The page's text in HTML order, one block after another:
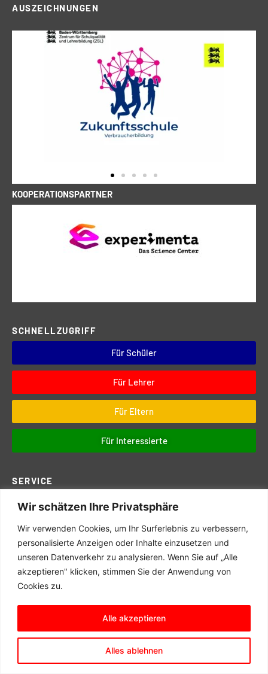
Wir schätzen Ihre Privatsphäre
Wir verwenden Cookies, um Ihr Surferlebnis zu verbessern,
personalisierte Anzeigen oder Inhalte einzusetzen und
unseren Datenverkehr zu analysieren. Wenn Sie auf „Alle
akzeptieren" klicken, stimmen Sie der Anwendung von
Cookies zu.
Alles ablehnen
Alle akzeptieren
AUSZEICHNUNGEN
KOOPERATIONSPARTNER
SCHNELLZUGRIFF
Für Schüler
Für Lehrer
Für Eltern
Für Interessierte
SERVICE
Downloads
Digitales
Prüfungen
Schul- und Hausordnung
Terminkalender
Schulwegeplan
© 2025 Matern Feuerbacher Realschule, Großbottwar
Datenschutzerklärung